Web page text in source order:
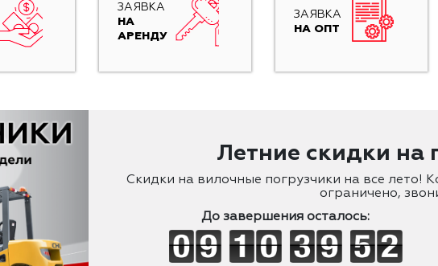
ЗАЯВКА
НА
АРЕНДУ
ЗАЯВКА
НА ОПТ
Летние скидки на
Скидки на вилочные погрузчики на все лето!
ограничено,
До завершения осталось: